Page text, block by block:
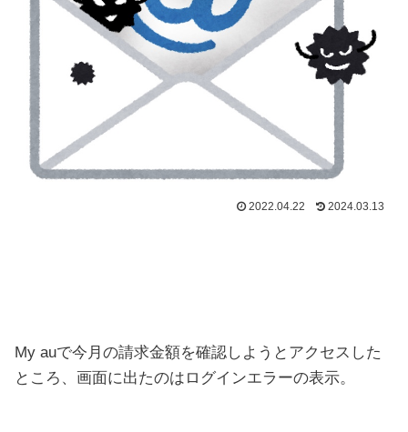
2022.04.22 2024.03.13
My auで今月の請求金額を確認しようとアクセスした
ところ、画面に出たのはログインエラーの表示。